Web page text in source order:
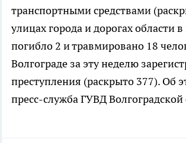
транспортными средствами
улицах города и дорогах области
погибло 2 и травмировано 18
Волгограде за эту неделю
преступления (раскрыто 377). Об
пресс-служба ГУВД Волгоградской